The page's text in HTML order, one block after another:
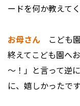
ードを何か教えてく
お母さん こども
終えてこども園へ
～！」と言って逆
に、嬉しかったで